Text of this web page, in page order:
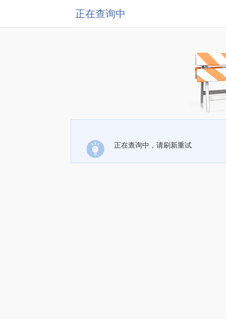
正在查询中
正在查询中，请刷新重试